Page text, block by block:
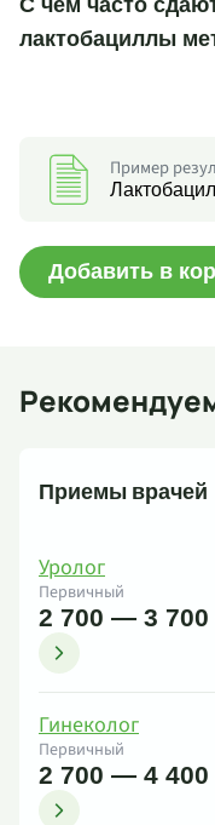
С чем часто
лактобациллы
Пример
Добавить в
Приемы врачей
Уролог
Первичный
2 700 — 3 700
Гинеколог
Первичный
2 700 — 4 400